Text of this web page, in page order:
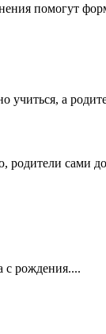
помогут
учиться, а
родители сами
с рождения....